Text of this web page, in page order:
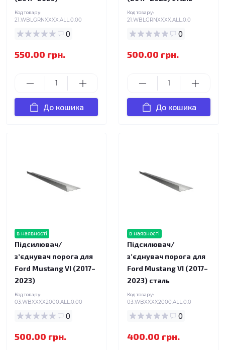
Код товару:
21.WBLGRNXXXX.ALL.0.00
0
550.00 грн.
До кошика
Код товару:
21.WBLGRNXXXX.ALL.0.0
0
500.00 грн.
До кошика
в наявності
Підсилювач/
зʼєднувач порога для
Ford Mustang VI (2017–
2023)
Код товару:
03.WBXXXX2000.ALL.0.00
0
500.00 грн.
в наявності
Підсилювач/
зʼєднувач порога для
Ford Mustang VI (2017–
2023) сталь
Код товару:
03.WBXXXX2000.ALL.0.0
0
400.00 грн.